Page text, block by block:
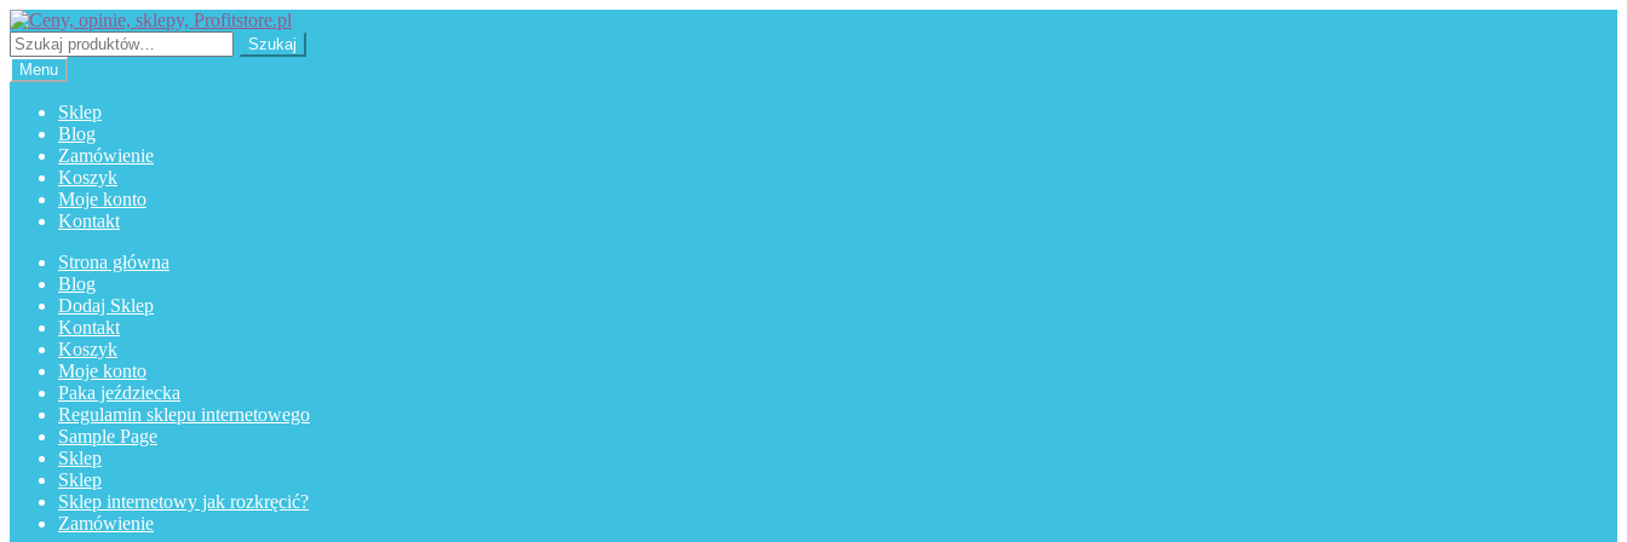
Przejdź
do
nawigacji
Przejdź
do
treści
Szukaj:
Szukaj
Menu
Sklep
Blog
Zamówienie
Koszyk
Moje konto
Kontakt
Strona główna
Blog
Dodaj Sklep
Kontakt
Koszyk
Moje konto
Paka jeździecka
Regulamin sklepu internetowego
Sample Page
Sklep
Sklep
Sklep internetowy jak rozkręcić?
Zamówienie